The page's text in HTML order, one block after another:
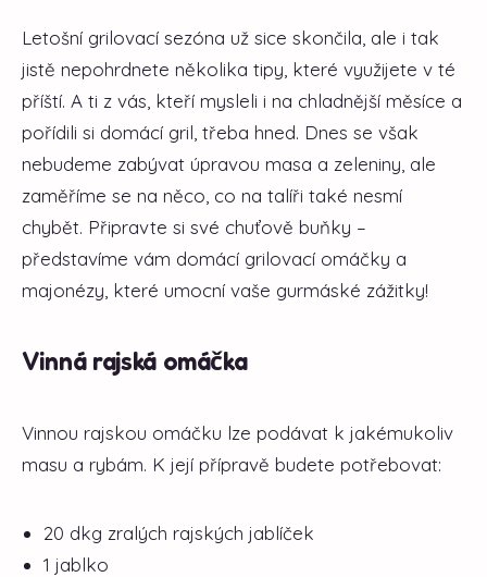
Letošní grilovací sezóna už sice skončila, ale i tak
jistě nepohrdnete několika tipy, které využijete v té
příští. A ti z vás, kteří mysleli i na chladnější měsíce a
pořídili si domácí gril, třeba hned. Dnes se však
nebudeme zabývat úpravou masa a zeleniny, ale
zaměříme se na něco, co na talíři také nesmí
chybět. Připravte si své chuťově buňky –
představíme vám domácí grilovací omáčky a
majonézy, které umocní vaše gurmáské zážitky!
Vinná rajská omáčka
Vinnou rajskou omáčku lze podávat k jakémukoliv
masu a rybám. K její přípravě budete potřebovat:
20 dkg zralých rajských jablíček
1 jablko